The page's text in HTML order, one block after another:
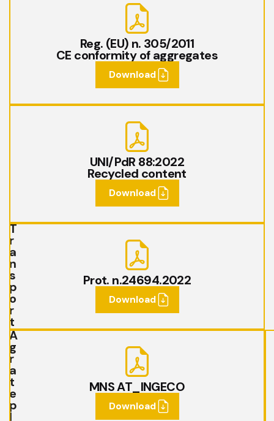
Reg. (EU) n. 305/2011
CE conformity of aggregates
Download
UNI/PdR 88:2022
Recycled content
Download
T
r
a
n
s
p
o
r
t
Prot. n.24694.2022
Download
A
g
r
a
t
e
p
l
MNS AT_INGECO
Download